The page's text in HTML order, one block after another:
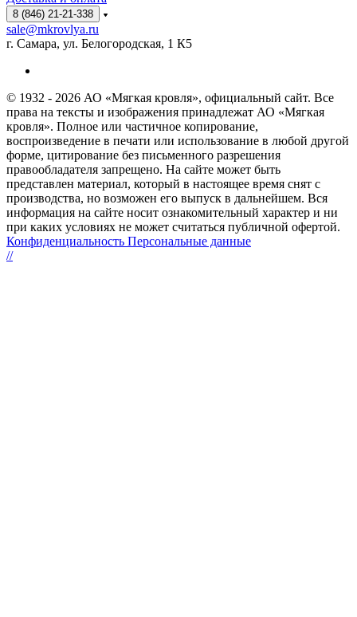
8 (846) 21-21-338
sale@mkrovlya.ru
г. Самара, ул. Белогородская, 1 К5
© 1932 - 2026 АО «Мягкая кровля», официальный сайт. Все
права на тексты и изображения принадлежат АО «Мягкая
кровля». Полное или частичное копирование,
воспроизведение в печати или использование в любой другой
форме, цитирование без письменного разрешения
правообладателя запрещено. На сайте может быть
представлен материал, который в настоящее время снят с
производства, но возможен его выпуск в дальнейшем. Вся
информация на сайте носит ознакомительный характер и ни
при каких условиях не может считаться публичной офертой.
Конфиденциальность Персональные данные
//